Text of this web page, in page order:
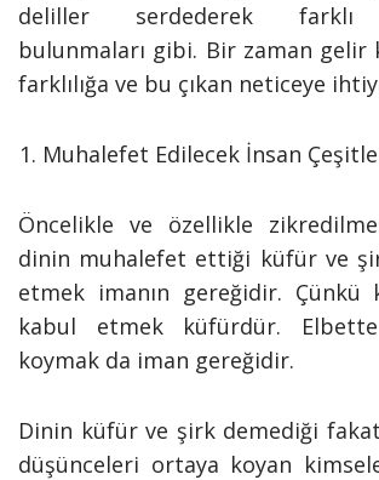
deliller serdederek farklı
bulunmaları gibi. Bir zaman
farklılığa ve bu çıkan neticeye
Muhalefet Edilecek İnsan
Öncelikle ve özellikle
dinin muhalefet ettiği küfür ve
etmek imanın gereğidir.
kabul etmek küfürdür.
koymak da iman gereğidir.
Dinin küfür ve şirk demediği fakat
düşünceleri ortaya koyan